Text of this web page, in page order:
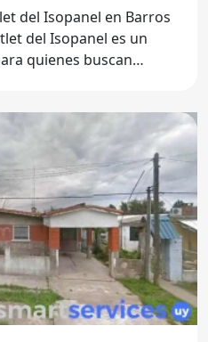
del Isopanel en Barros
quienes buscan